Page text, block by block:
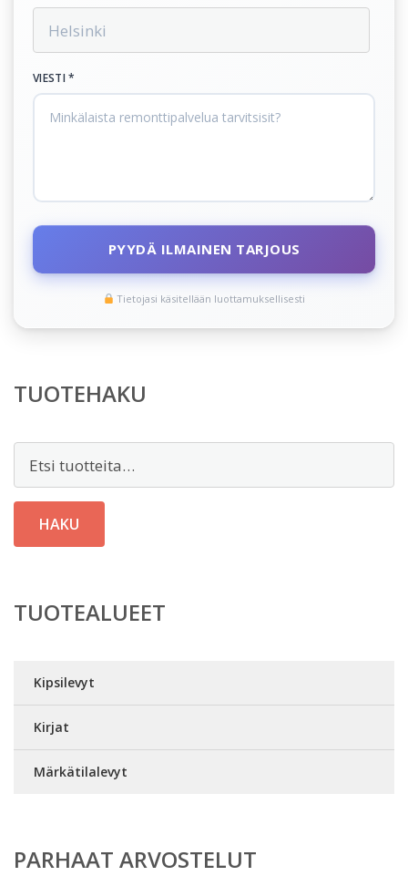
VIESTI *
PYYDÄ ILMAINEN TARJOUS
Tietojasi käsitellään luottamuksellisesti
TUOTEHAKU
HAKU
TUOTEALUEET
Kipsilevyt
Kirjat
Märkätilalevyt
PARHAAT ARVOSTELUT